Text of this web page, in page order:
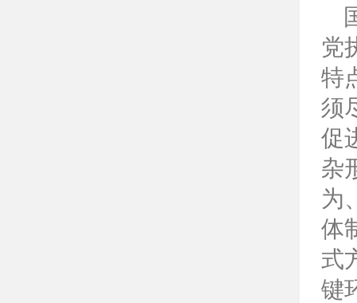
党
特
须
促
杂
为
体
式
键